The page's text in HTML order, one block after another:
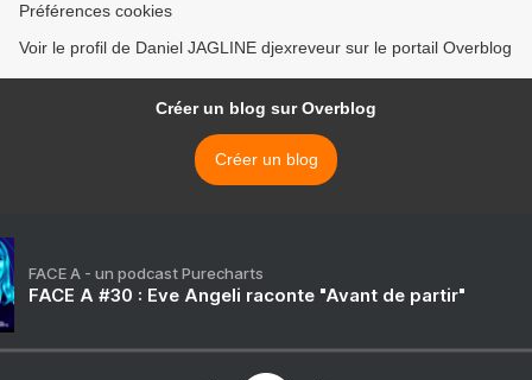
Préférences cookies
Voir le profil de Daniel JAGLINE djexreveur sur le portail Overblog
Créer un blog sur Overblog
Créer un blog
FACE A - un podcast Purecharts
FACE A #30 : Eve Angeli raconte "Avant de partir"